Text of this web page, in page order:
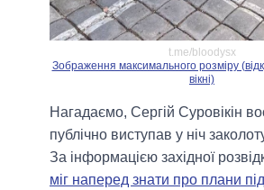
t.me/bloodysx
Зображення максимального розміру
вікні)
Нагадаємо, Сергій Суровікін
публічно виступав у ніч
За інформацією західної
міг наперед знати про плани